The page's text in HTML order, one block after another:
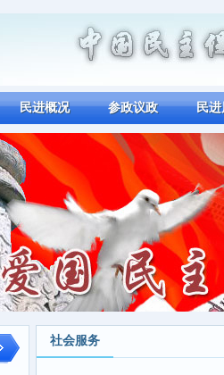
民进概况 参政议政 民进
社会服务